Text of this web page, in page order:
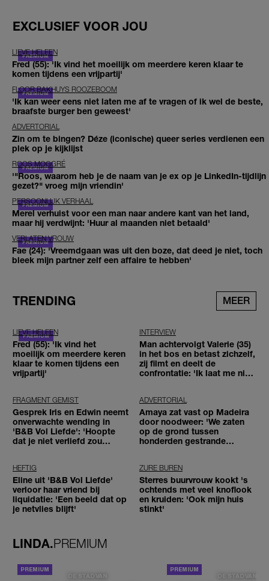
EXCLUSIEF VOOR JOU
LIEVE HELEEN
Fred (55): 'Ik vind het moeilijk om meerdere keren klaar te
komen tijdens een vrijpartij'
FLOOR BAKHUYS ROOZEBOOM
'Ik kan weer eens niet laten me af te vragen of ik wel de beste,
braafste burger ben geweest'
ADVERTORIAL
Zin om te bingen? Déze (iconische) queer series verdienen een
plek op je kijklijst
ROOS MOGGRÉ
'"Roos, waarom heb je de naam van je ex op je LinkedIn-tijdlijn
gezet?" vroeg mijn vriendin'
PERSOONLIJK VERHAAL
Merel verhuist voor een man naar andere kant van het land,
maar hij verdwijnt: 'Huur al maanden niet betaald'
VERLATEN VROUW
Fae (24): 'Vreemdgaan was uit den boze, dat deed je niet, toch
bleek mijn partner zelf een affaire te hebben'
TRENDING MEER
LIEVE HELEEN
Fred (55): 'Ik vind het
moeilijk om meerdere keren
klaar te komen tijdens een
vrijpartij'
INTERVIEW
Man achtervolgt Valerie (35)
in het bos en betast zichzelf,
zij filmt en deelt de
confrontatie: 'Ik laat me niet
FRAGMENT GEMIST
Gesprek Iris en Edwin neemt
onverwachte wending in
'B&B Vol Liefde': 'Hoopte
dat je niet verliefd zou
ADVERTORIAL
Amaya zat vast op Madeira
door noodweer: 'We zaten
op de grond tussen
honderden gestrande
HEFTIG
Eline uit 'B&B Vol Liefde'
verloor haar vriend bij
liquidatie: 'Een beeld dat op
je netvlies blijft'
ZURE BUREN
Sterres buurvrouw kookt 's
ochtends met veel knoflook
en kruiden: 'Ook mijn huis
stinkt'
LINDA.PREMIUM
DE STAD VAN DE STAD VAN